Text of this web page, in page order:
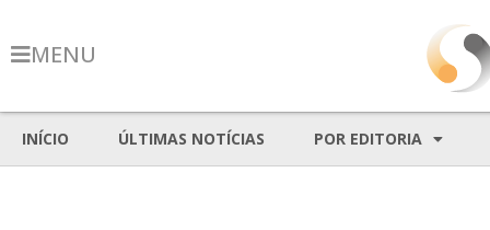
MENU
INÍCIO ÚLTIMAS NOTÍCIAS POR EDITORIA